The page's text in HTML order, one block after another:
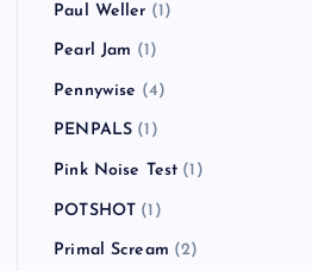
Paul Weller (1)
Pearl Jam (1)
Pennywise (4)
PENPALS (1)
Pink Noise Test (1)
POTSHOT (1)
Primal Scream (2)